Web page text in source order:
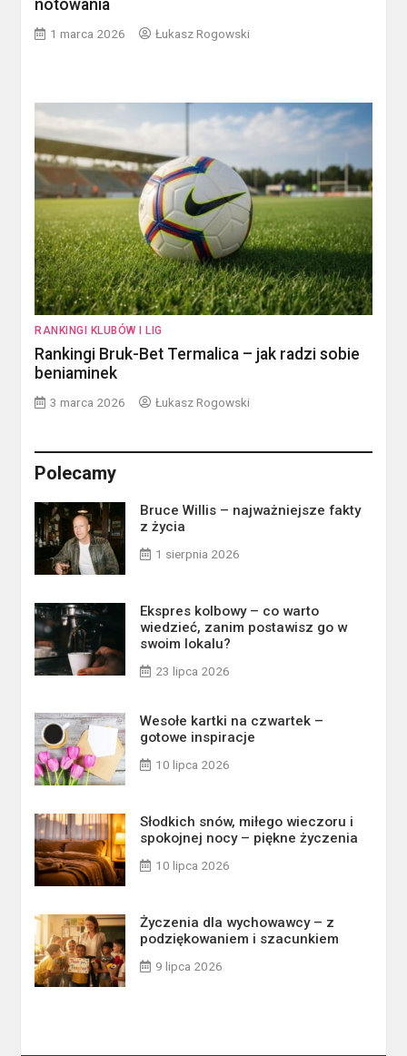
notowania
1 marca 2026 Łukasz Rogowski
RANKINGI KLUBÓW I LIG
Rankingi Bruk-Bet Termalica – jak radzi sobie
beniaminek
3 marca 2026 Łukasz Rogowski
Polecamy
Bruce Willis – najważniejsze fakty
z życia
1 sierpnia 2026
Ekspres kolbowy – co warto
wiedzieć, zanim postawisz go w
swoim lokalu?
23 lipca 2026
Wesołe kartki na czwartek –
gotowe inspiracje
10 lipca 2026
Słodkich snów, miłego wieczoru i
spokojnej nocy – piękne życzenia
10 lipca 2026
Życzenia dla wychowawcy – z
podziękowaniem i szacunkiem
9 lipca 2026